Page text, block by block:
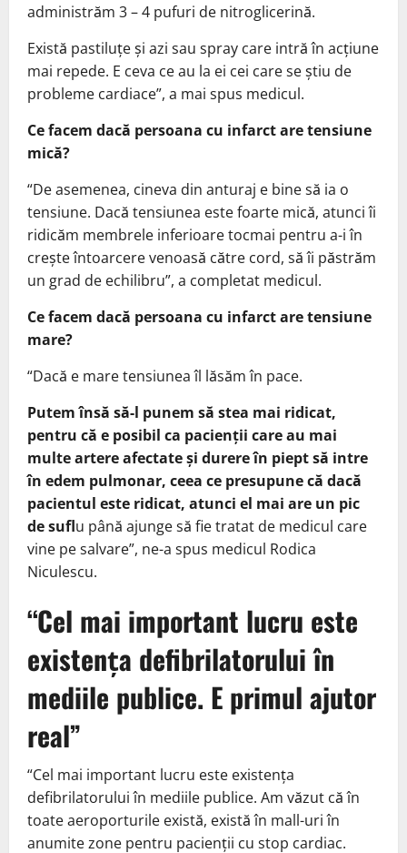
administrăm 3 – 4 pufuri de nitroglicerină.
Există pastiluțe și azi sau spray care intră în acțiune
mai repede. E ceva ce au la ei cei care se știu de
probleme cardiace”, a mai spus medicul.
Ce facem dacă persoana cu infarct are tensiune
mică?
“De asemenea, cineva din anturaj e bine să ia o
tensiune. Dacă tensiunea este foarte mică, atunci îi
ridicăm membrele inferioare tocmai pentru a-i în
crește întoarcere venoasă către cord, să îi păstrăm
un grad de echilibru”, a completat medicul.
Ce facem dacă persoana cu infarct are tensiune
mare?
“Dacă e mare tensiunea îl lăsăm în pace.
Putem însă să-l punem să stea mai ridicat,
pentru că e posibil ca pacienții care au mai
multe artere afectate și durere în piept să intre
în edem pulmonar, ceea ce presupune că dacă
pacientul este ridicat, atunci el mai are un pic
de suflu până ajunge să fie tratat de medicul care
vine pe salvare”, ne-a spus medicul Rodica
Niculescu.
“Cel mai important lucru este
existența defibrilatorului în
mediile publice. E primul ajutor
real”
“Cel mai important lucru este existența
defibrilatorului în mediile publice. Am văzut că în
toate aeroporturile există, există în mall-uri în
anumite zone pentru pacienții cu stop cardiac.